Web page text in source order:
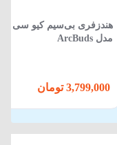
هندزفری بی‌سیم کیو سی
مدل ArcBuds